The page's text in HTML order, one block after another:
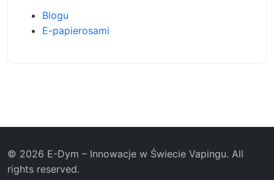
Blogu
E-papierosami
© 2026 E-Dym – Innowacje w Świecie Vapingu. All
rights reserved.